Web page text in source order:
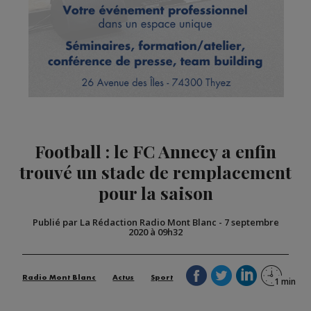
Football : le FC Annecy a enfin
trouvé un stade de remplacement
pour la saison
Publié par La Rédaction Radio Mont Blanc - 7 septembre
2020 à 09h32
Radio Mont Blanc Actus Sport